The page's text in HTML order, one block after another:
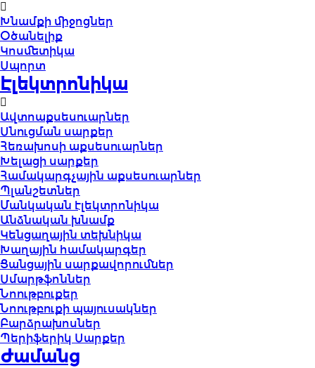
Խնամքի միջոցներ
Օծանելիք
Կոսմետիկա
Սպորտ
Էլեկտրոնիկա
Ավտոաքսեսուարներ
Սնուցման սարքեր
Հեռախոսի աքսեսուարներ
Խելացի սարքեր
Համակարգչային աքսեսուարներ
Պլանշետներ
Մանկական էլեկտրոնիկա
Անձնական խնամք
Կենցաղային տեխնիկա
Խաղային համակարգեր
Ցանցային սարքավորումներ
Սմարթֆոններ
Նոութբուքեր
Նոութբուքի պայուսակներ
Բարձրախոսներ
Պերիֆերիկ Սարքեր
Ժամանց